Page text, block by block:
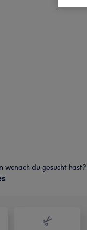
wonach du gesucht hast?